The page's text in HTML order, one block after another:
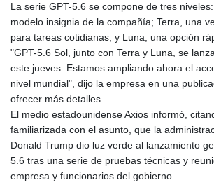
La serie GPT-5.6 se compone de tres
modelo insignia de la compañía; Terra, una
para tareas cotidianas; y Luna, una opción
"GPT-5.6 Sol, junto con Terra y Luna, se
este jueves. Estamos ampliando ahora el
nivel mundial", dijo la empresa en una
ofrecer más detalles.
El medio estadounidense Axios informó,
familiarizada con el asunto, que la
Donald Trump dio luz verde al lanzamiento
5.6 tras una serie de pruebas técnicas y
empresa y funcionarios del gobierno.